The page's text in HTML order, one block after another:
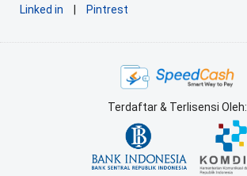
Linked in Pintrest
Terdaftar & Terlisensi Oleh: